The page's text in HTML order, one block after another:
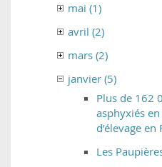
mai (1)
avril (2)
mars (2)
janvier (5)
Plus de 162
asphyxiés
d’élevage en
Les